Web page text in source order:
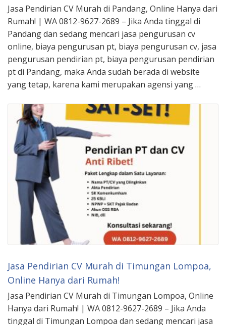
Jasa Pendirian CV Murah di Pandang, Online Hanya dari
Rumah! | WA 0812-9627-2689 – Jika Anda tinggal di
Pandang dan sedang mencari jasa pengurusan cv
online, biaya pengurusan pt, biaya pengurusan cv, jasa
pengurusan pendirian pt, biaya pengurusan pendirian
pt di Pandang, maka Anda sudah berada di website
yang tetap, karena kami merupakan agensi yang …
Jasa Pendirian CV Murah di Timungan Lompoa,
Online Hanya dari Rumah!
Jasa Pendirian CV Murah di Timungan Lompoa, Online
Hanya dari Rumah! | WA 0812-9627-2689 – Jika Anda
tinggal di Timungan Lompoa dan sedang mencari jasa